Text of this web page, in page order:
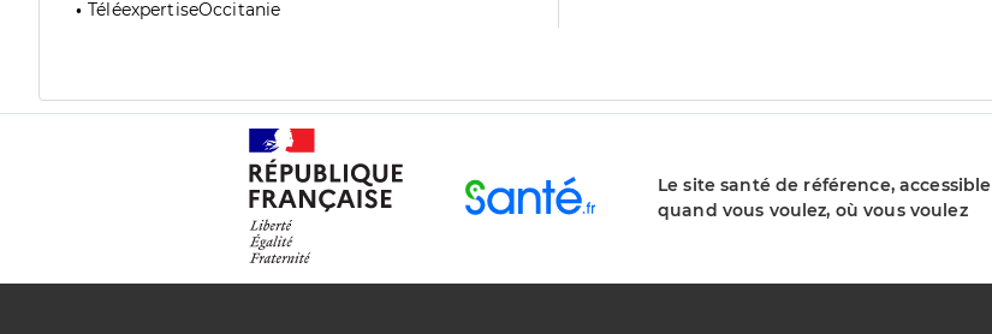
TéléexpertiseOccitanie
Le site santé de référence, accessible
quand vous voulez, où vous voulez